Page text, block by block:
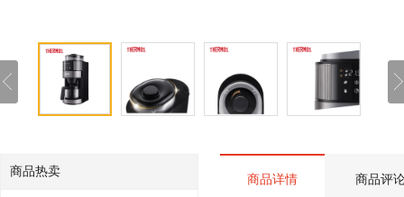
商品热卖
商品详情 商品评